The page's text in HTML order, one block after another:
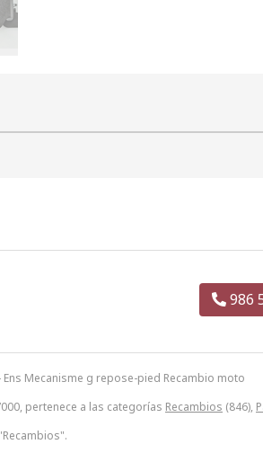
Mecanisme g repose-pied Recambio moto
pertenece a las categorías Recambios (846),
986